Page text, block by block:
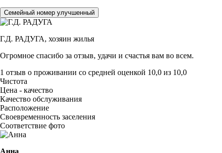
Семейный номер улучшенный
Г.Д. РАДУГА, хозяин жилья
Огромное спасибо за отзыв, удачи и счастья вам во всем.
1 отзыв о проживании со средней оценкой 10,0 из 10,0
Чистота
Цена - качество
Качество обслуживания
Расположение
Своевременность заселения
Соответствие фото